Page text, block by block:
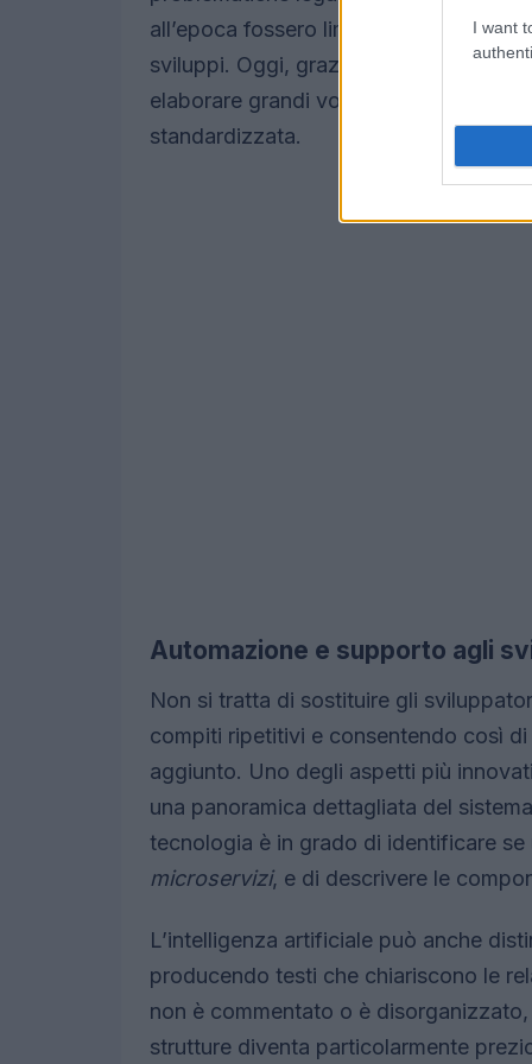
I want
all’epoca fossero limitati,
sviluppi. Oggi, grazie a algoritmi più
elaborare grandi volumi di codice e
standardizzata.
Automazione e supporto agli
Non si tratta di sostituire gli
compiti ripetitivi e consentendo così
aggiunto. Uno degli aspetti più
una panoramica dettagliata del
tecnologia è in grado di identificare se
microservizi, e di descrivere le
L’intelligenza artificiale può anche
producendo testi che chiariscono le
non è commentato o è
strutture diventa particolarmente